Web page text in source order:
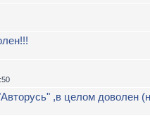
,в целом доволен